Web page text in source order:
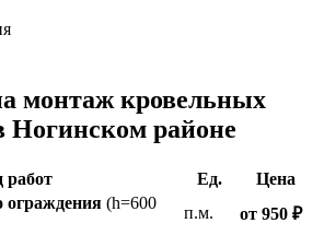
монтаж кровельных
Ногинском районе
работ Ед.
Цена
ограждения (h=600
п.м.
от 950 ₽